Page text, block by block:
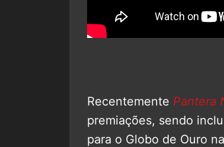
Recentemente Pantera
premiações, sendo
para o Globo de Ouro